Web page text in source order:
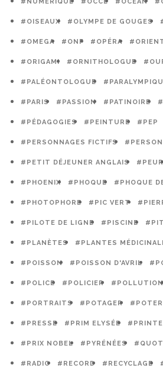
#OISEAUX #OLYMPE DE GOUGES
#OMEGA #ONF #OPÉRA
#ORIGAMI #ORNITHOLOGUE
#PALÉONTOLOGUE
#PARIS #PASSION #PATINOIRE
#PÉDAGOGIES #PEINTURE #PEP
#PERSONNAGES FICTIFS
#PETIT DÉJEUNER ANGLAIS #PEUR
#PHOENIX #PHOQUE #PHOQUE
#PHOTOPHORE #PIC VERT
#PILOTE DE LIGNE #PISCINE
#PLANÈTES #PLANTES
#POISSON #POISSON D'AVRIL
#POLICE #POLICIER #POLLUTION
#PORTRAITS #POTAGER
#PRESSE #PRIM ELYSÉE
#PRIX NOBEL #PYRÉNÉES
#RADIO #RECORD #RECYCLAGE